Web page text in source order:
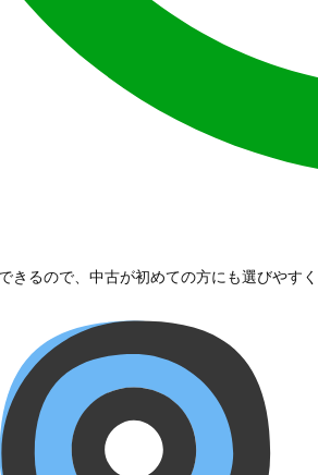
きるので、中古が初めての方にも選びやす